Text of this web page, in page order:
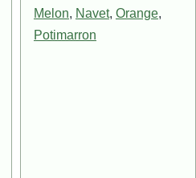
Melon, Navet, Orange,
Potimarron